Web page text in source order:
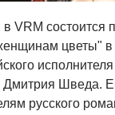
VRM состоится
цветы" в
Дмитрия Шведа.
русского